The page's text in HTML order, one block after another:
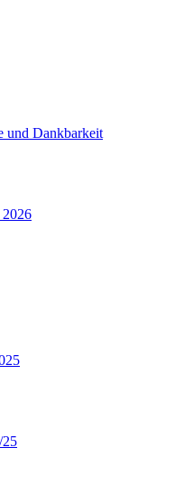
und Dankbarkeit
25